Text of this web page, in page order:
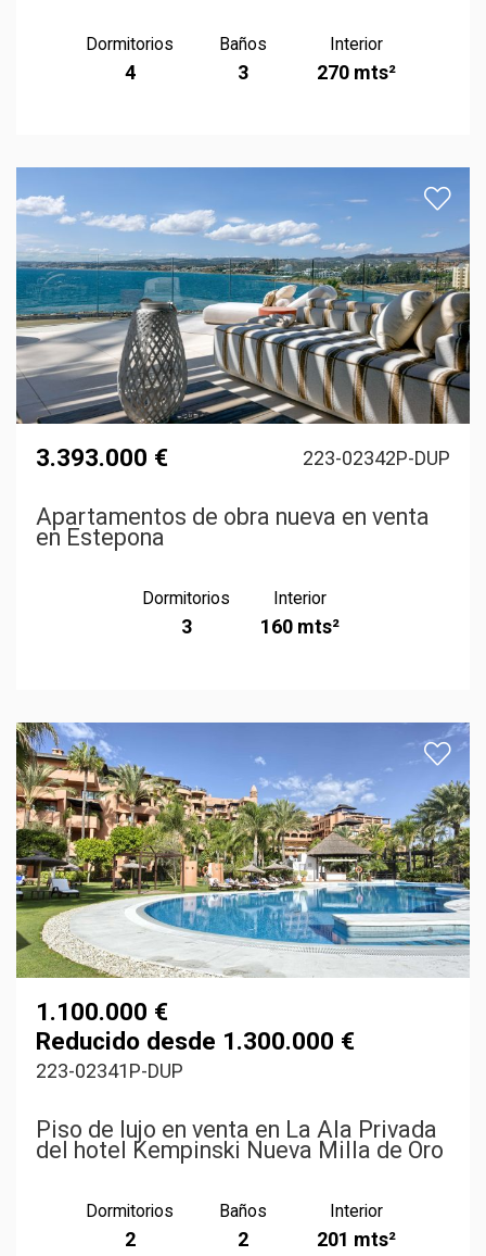
Dormitorios
4
Baños
3
Interior
270 mts²
3.393.000 € 223-02342P-DUP
Apartamentos de obra nueva en venta
en Estepona
Dormitorios
3
Interior
160 mts²
1.100.000 €
Reducido desde 1.300.000 €
223-02341P-DUP
Piso de lujo en venta en La Ala Privada
del hotel Kempinski Nueva Milla de Oro
Dormitorios
2
Baños
2
Interior
201 mts²